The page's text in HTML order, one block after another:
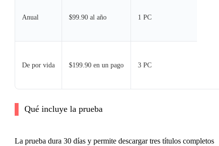
Anual $99.90 al año 1 PC
De por vida $199.90 en un pago 3 PC
Qué incluye la prueba
La prueba dura 30 días y permite descargar tres títulos completos